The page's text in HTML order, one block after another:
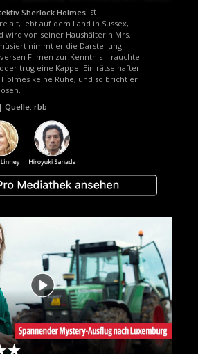
Sherlock Holmes ist
alt, lebt auf dem Land in Sussex,
wird von seiner Haushälterin Mrs.
nimmt er die Darstellung
Filmen zur Kenntnis – rauchte
trug eine Kappe. Ein rätselhafter
keine Ruhe, und so bricht er
Quelle: rbb